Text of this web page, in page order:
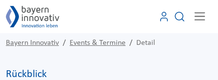
Bayern Innovativ Events & Termine Detail
Rückblick